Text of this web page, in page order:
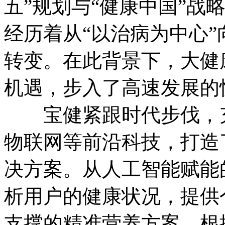
五”规划与“健康中国”战
经历着从“以治病为中心
转变。在此背景下，大
机遇，步入了高速发展
宝健紧跟时代步伐，
物联网等前沿科技，打
决方案。从人工智能赋
析用户的健康状况，提